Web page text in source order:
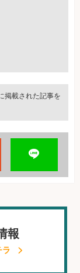
掲載された記事を
報
ラ